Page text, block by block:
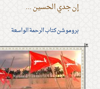
إن جدي الحسين ...
بروموشن كتاب الرحمة الواسعة